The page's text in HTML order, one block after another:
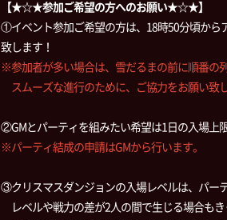
【★☆★参加ご希望の方へのお願い★☆★】
①イベント参加ご希望の方は、18時50分頃から
致します！
※参加者が多い場合は、雪だるまの前に順番の
スムーズな進行のために、ご協力をお願い致
②GMとパーティを組みたい希望は1日の入場上
※パーティ結成の申請はGMから行います。
③クリスマスダンジョンの入場レベルは、パー
レベルや戦力の差が2人の間で生じる場合もき